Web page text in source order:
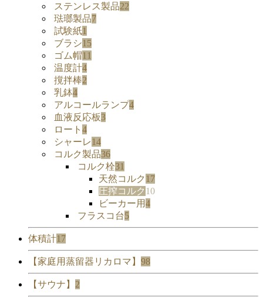
ステンレス製品22
琺瑯製品7
試験紙1
ブラシ15
ゴム帽11
温度計4
撹拌棒2
乳鉢4
アルコールランプ4
血液反応板3
ロート 4
シャーレ 14
コルク製品36
コルク栓31
天然コルク 17
圧搾コルク 10
ビーカー用4
フラスコ台5
体積計17
【家庭用蒸留器リカロマ】 98
【サウナ】 2